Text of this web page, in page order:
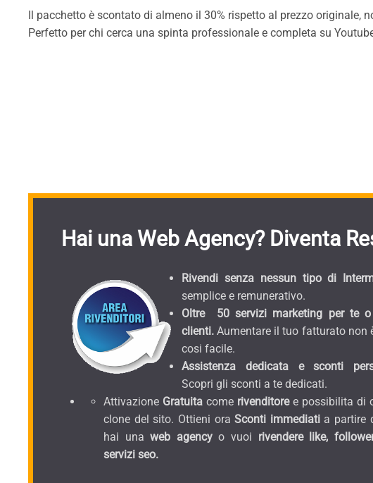
Il pacchetto è scontato di almeno il 30% rispetto al prezzo originale,
Perfetto per chi cerca una spinta professionale e completa su
Hai una Web Agency? Diventa
Rivendi senza nessun tipo di
semplice e remunerativo.
Oltre 50 servizi marketing per te
clienti. Aumentare il tuo fatturato non
cosi facile.
Assistenza dedicata e sconti
Scopri gli sconti a te dedicati.
Attivazione Gratuita come rivenditoree possibilita di
clone del sito. Ottieni oraSconti immediati a partire
hai una web agencyo vuoi rivendere like,
servizi seo.